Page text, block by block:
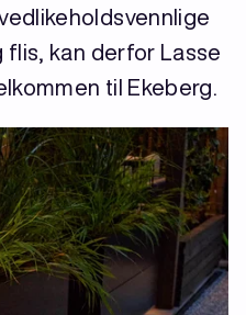
kan derfor Lasse
til Ekeberg.